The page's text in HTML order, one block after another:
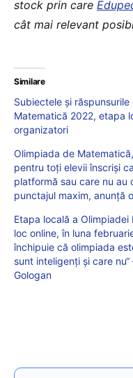
stock prin care
cât mai relevant
Similare
Subiectele și
Matematică 2022, etapa
organizatori
Olimpiada de
pentru toți elevii înscriși
platformă sau care nu
punctajul maxim, anunță
Etapa locală a
loc online, în luna
închipuie că olimpiada
sunt inteligenți și care
Gologan